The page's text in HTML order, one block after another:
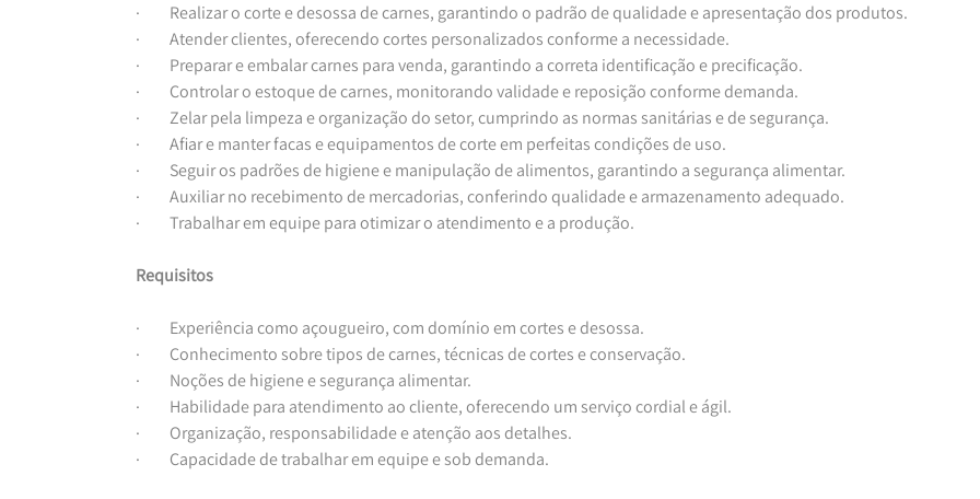
·         Realizar o corte e desossa de carnes, garantindo o padrão de qualidade e apresentação dos produtos.
·         Atender clientes, oferecendo cortes personalizados conforme a necessidade.
·         Preparar e embalar carnes para venda, garantindo a correta identificação e precificação.
·         Controlar o estoque de carnes, monitorando validade e reposição conforme demanda.
·         Zelar pela limpeza e organização do setor, cumprindo as normas sanitárias e de segurança.
·         Afiar e manter facas e equipamentos de corte em perfeitas condições de uso.
·         Seguir os padrões de higiene e manipulação de alimentos, garantindo a segurança alimentar.
·         Auxiliar no recebimento de mercadorias, conferindo qualidade e armazenamento adequado.
·         Trabalhar em equipe para otimizar o atendimento e a produção.
Requisitos
·         Experiência como açougueiro, com domínio em cortes e desossa.
·         Conhecimento sobre tipos de carnes, técnicas de cortes e conservação.
·         Noções de higiene e segurança alimentar.
·         Habilidade para atendimento ao cliente, oferecendo um serviço cordial e ágil.
·         Organização, responsabilidade e atenção aos detalhes.
·         Capacidade de trabalhar em equipe e sob demanda.